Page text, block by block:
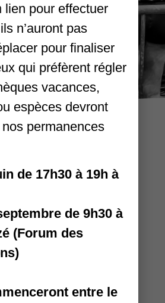
lien pour effectuer
n’auront pas
pour finaliser
qui préfèrent régler
vacances,
espèces devront
permanences
de 17h30 à 19h à
de 9h30 à
(Forum des
entre le